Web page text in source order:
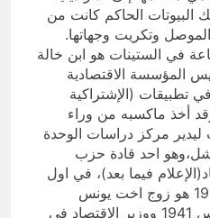
البيوتات الحاكم كانت من
وتكريت وجهاتها.
في الستينات هو ابن خالة
المؤسسة الاقتصادية
تطبيقات (الإشتراكية
أخذ ماكسبه من وراء
ليدير مركز دراسات الوحدة
احد قادة حزب
فيما بعد)، في اول
حكومة بعد ثورة 14 تموز 1958 هو زوج اخت يونس
السبعاوي احد قادة ثورة مايس 1941 ووزير الاقتصاد في